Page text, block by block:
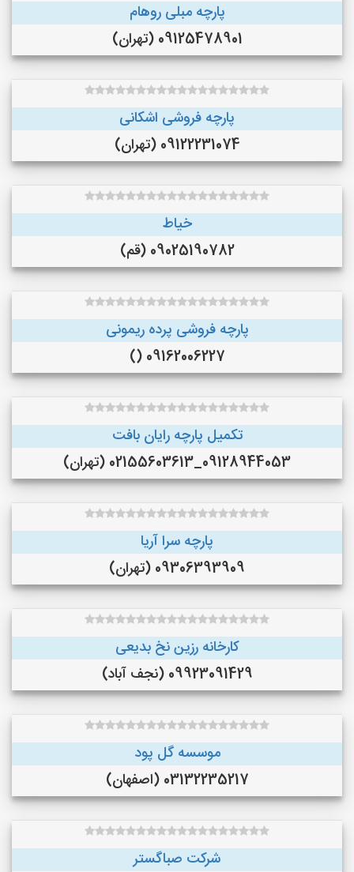
پارچه مبلی روهام
09125478901 (تهران)
پارچه فروشی اشکانی
09122231074 (تهران)
خیاط
09025190782 (قم)
پارچه فروشی پرده ریمونی
09162006227 ()
تکمیل پارچه رایان بافت
09128944053_02155603613 (تهران)
پارچه سرا آریا
09306393909 (تهران)
کارخانه رزین نخ بدیعی
09923091429 (نجف‌ آباد)
موسسه گل پود
03132235217 (اصفهان)
شرکت صباگستر